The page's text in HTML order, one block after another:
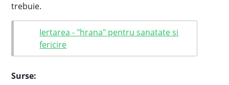
trebuie.
Iertarea - "hrana" pentru sanatate si
fericire
Surse: